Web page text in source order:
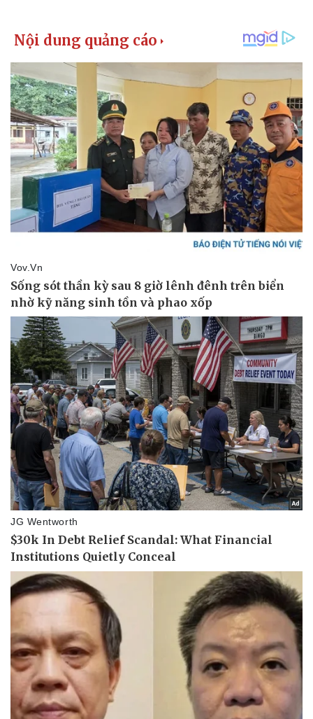
Khởi nghiệp
Tiêu dùng
Tỷ giá
Chứng khoán
Giá cà phê